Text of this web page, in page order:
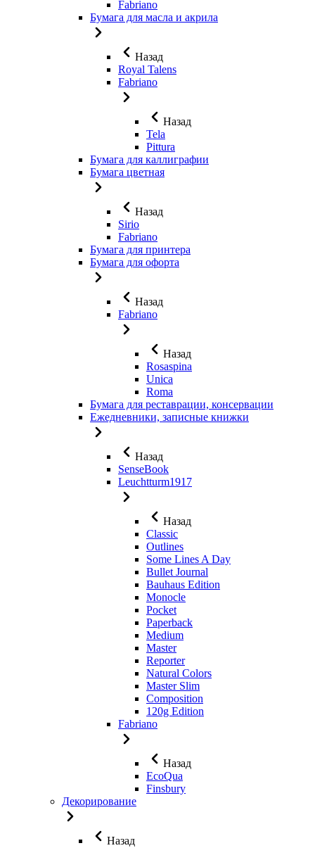
Fabriano
Бумага для масла и акрила
Назад
Royal Talens
Fabriano
Назад
Tela
Pittura
Бумага для каллиграфии
Бумага цветная
Назад
Sirio
Fabriano
Бумага для принтера
Бумага для офорта
Назад
Fabriano
Назад
Rosaspina
Unica
Roma
Бумага для реставрации, консервации
Ежедневники, записные книжки
Назад
SenseBook
Leuchtturm1917
Назад
Classic
Outlines
Some Lines A Day
Bullet Journal
Bauhaus Edition
Monocle
Pocket
Paperback
Medium
Master
Reporter
Natural Colors
Master Slim
Composition
120g Edition
Fabriano
Назад
EcoQua
Finsbury
Декорирование
Назад